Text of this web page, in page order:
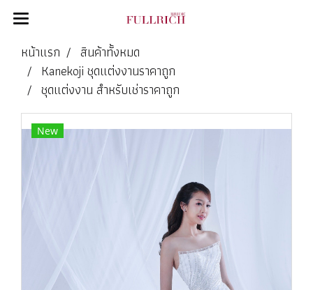
หน้าแรก
สินค้าทั้งหมด
Kanekoji ชุดแต่งงานราคาถูก
ชุดแต่งงาน สำหรับเช่าราคาถูก
New